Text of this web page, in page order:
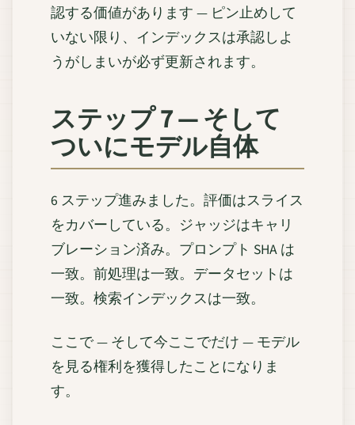
認する価値があります — ピン止めして
いない限り、インデックスは承認しよ
うがしまいが必ず更新されます。
ステップ 7 — そして
ついにモデル自体
6 ステップ進みました。評価はスライス
をカバーしている。ジャッジはキャリ
ブレーション済み。プロンプト SHA は
一致。前処理は一致。データセットは
一致。検索インデックスは一致。
ここで — そして今ここでだけ — モデル
を見る権利を獲得したことになりま
す。